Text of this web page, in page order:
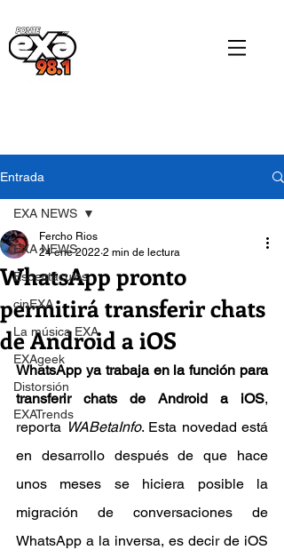
Entrada
EXA NEWS
Espectáculos
cinEXA
La música EXA
EXAgeek
Distorsión
EXATrends
EXA NEWS
WhatsApp pronto
permitirá transferir chats
de Android a iOS
Fercho Rios
24 ene 2022 2 min de lectura
WhatsApp ya trabaja en la función para
transferir chats de Android a iOS,
reporta WABetaInfo. Esta novedad está
en desarrollo después de que hace
unos meses se hiciera posible la
migración de conversaciones de
WhatsApp a la inversa, es decir de iOS